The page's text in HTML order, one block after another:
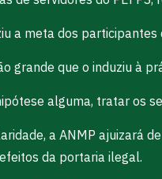
a meta dos
grande que o induziu à
alguma, tratar os
a ANMP ajuizará
da portaria ilegal.